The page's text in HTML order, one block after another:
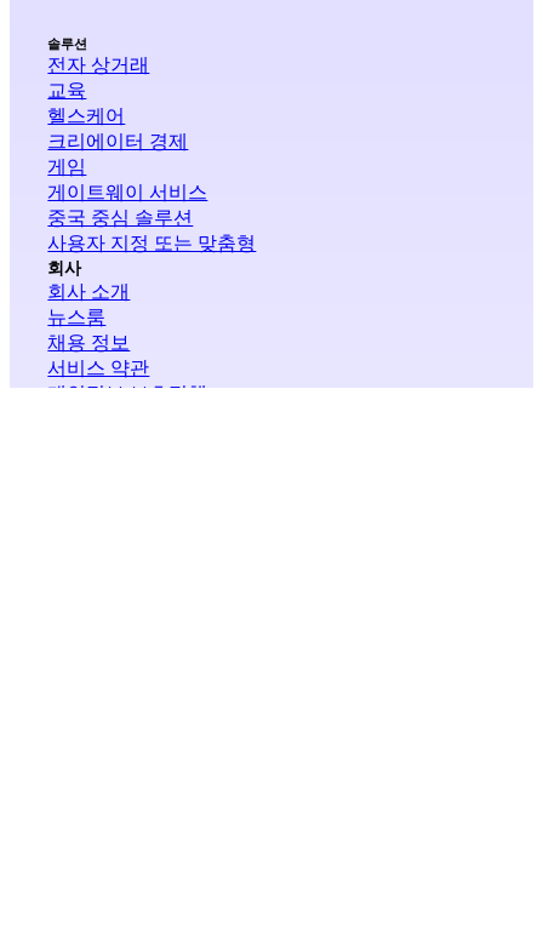
솔루션
전자 상거래
교육
헬스케어
크리에이터 경제
게임
게이트웨이 서비스
중국 중심 솔루션
사용자 지정 또는 맞춤형
회사
회사 소개
뉴스룸
채용 정보
서비스 약관
개인정보 보호정책